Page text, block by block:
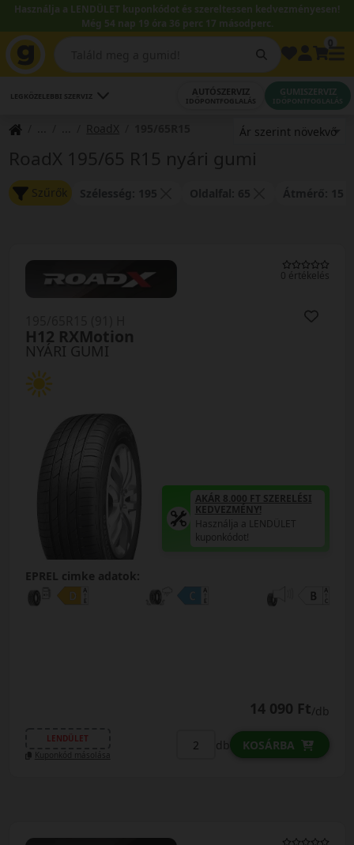
Használja a LENDÜLET kuponkódot és szereltessen kedvezményesen!
Még 54 nap 19 óra 36 perc 17 másodperc.
LEGKÖZELEBBI SZERVIZ AUTÓSZERVIZ
IDŐPONTFOGLALÁS
GUMISZERVIZ
IDŐPONTFOGLALÁS
RoadX
RoadX 195/65 R15 nyári gumi
Szűrők
0 értékelés
NYÁRI GUMI
H12 RXMotion
AKÁR 8.000 FT SZERELÉSI
KEDVEZMÉNY!
Használja a LENDÜLET
kuponkódot!
EPREL cimke adatok:
14 090 Ft/db
LENDÜLET
Kuponkód másolása
db KOSÁRBA